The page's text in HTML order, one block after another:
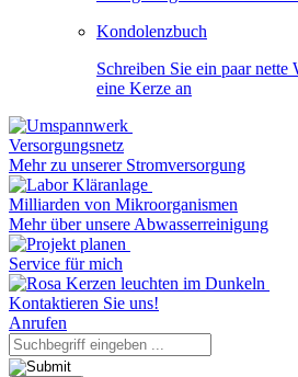
Kondolenzbuch
Schreiben Sie ein paar nette
eine Kerze an
Versorgungsnetz
Mehr zu unserer Stromversorgung
Milliarden von Mikroorganismen
Mehr über unsere Abwasserreinigung
Service für mich
Kontaktieren Sie uns!
Anrufen